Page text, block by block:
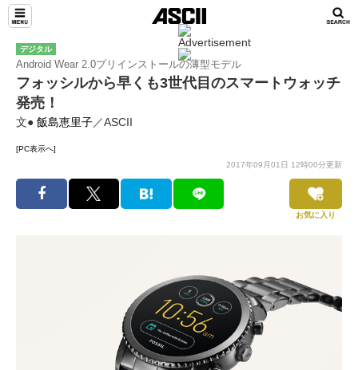
デジタル
Android Wear 2.0プリインストールの薄型モデル
フォッシルから早くも3世代目のスマートウォッチ
発売！
文● 飯島恵里子／ASCII
[PC表示へ]
2017年09月01日 12時00分更新
お気に入り